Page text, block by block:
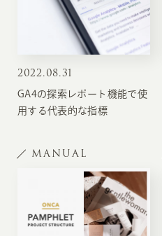
2022.08.31
GA4の探索レポート機能で使
用する代表的な指標
MANUAL